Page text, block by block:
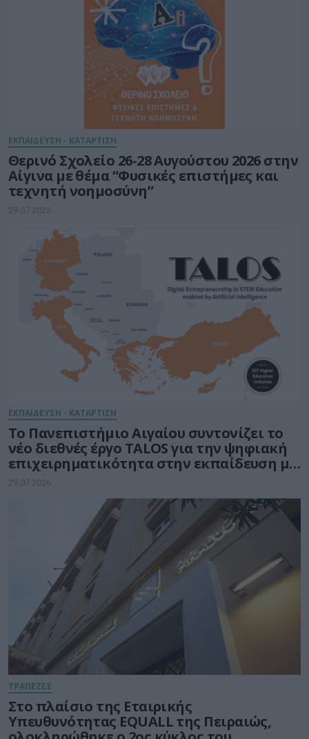
ΕΚΠΑΙΔΕΥΣΗ - ΚΑΤΑΡΤΙΣΗ
Θερινό Σχολείο 26-28 Αυγούστου 2026 στην
Αίγινα με θέμα “Φυσικές επιστήμες και
τεχνητή νοημοσύνη”
29.07.2026
ΕΚΠΑΙΔΕΥΣΗ - ΚΑΤΑΡΤΙΣΗ
Το Πανεπιστήμιο Αιγαίου συντονίζει το
νέο διεθνές έργο TALOS για την ψηφιακή
επιχειρηματικότητα στην εκπαίδευση με
τη δύναμη της Τεχνητής Νοημοσύνης
29.07.2026
ΤΡΑΠΕΖΕΣ
Στο πλαίσιο της Εταιρικής
Υπευθυνότητας EQUALL της Πειραιώς,